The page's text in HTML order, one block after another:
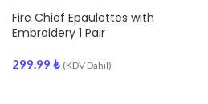
Fire Chief Epaulettes with
Embroidery 1 Pair
299.99 ₺ (KDV Dahil)